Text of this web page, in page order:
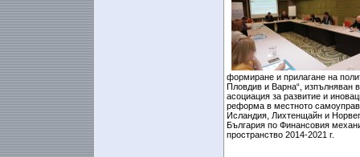
формиране и прилагане на
Пловдив и Варна“, изпълняван
асоциация за развитие и
реформа в местното
Исландия, Лихтенщайн и
България по Финансовия
пространство 2014-2021 г.